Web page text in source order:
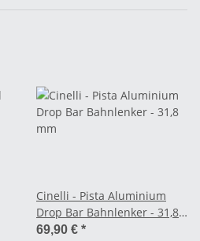
Cinelli - Pista Aluminium
Drop Bar Bahnlenker - 31,8
mm
69,90 € *